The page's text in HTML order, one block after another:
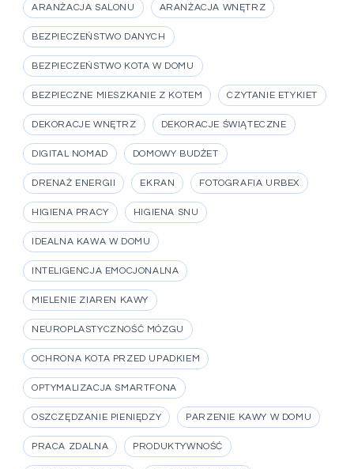
ARANŻACJA SALONU ARANŻACJA WNĘTRZ
BEZPIECZEŃSTWO DANYCH
BEZPIECZEŃSTWO KOTA W DOMU
BEZPIECZNE MIESZKANIE Z KOTEM CZYTANIE ETYKIET
DEKORACJE WNĘTRZ DEKORACJE ŚWIĄTECZNE
DIGITAL NOMAD DOMOWY BUDŻET
DRENAŻ ENERGII EKRAN FOTOGRAFIA URBEX
HIGIENA PRACY HIGIENA SNU
IDEALNA KAWA W DOMU
INTELIGENCJA EMOCJONALNA
MIELENIE ZIAREN KAWY
NEUROPLASTYCZNOŚĆ MÓZGU
OCHRONA KOTA PRZED UPADKIEM
OPTYMALIZACJA SMARTFONA
OSZCZĘDZANIE PIENIĘDZY PARZENIE KAWY W DOMU
PRACA ZDALNA PRODUKTYWNOŚĆ